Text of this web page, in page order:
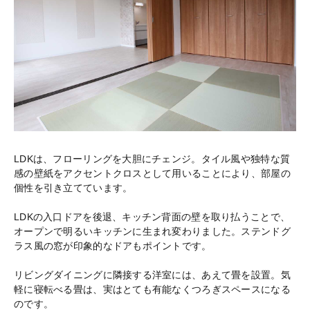
LDKは、フローリングを大胆にチェンジ。タイル風や独特な質
感の壁紙をアクセントクロスとして用いることにより、部屋の
個性を引き立てています。
LDKの入口ドアを後退、キッチン背面の壁を取り払うことで、
オープンで明るいキッチンに生まれ変わりました。ステンドグ
ラス風の窓が印象的なドアもポイントです。
リビングダイニングに隣接する洋室には、あえて畳を設置。気
軽に寝転べる畳は、実はとても有能なくつろぎスペースになる
のです。